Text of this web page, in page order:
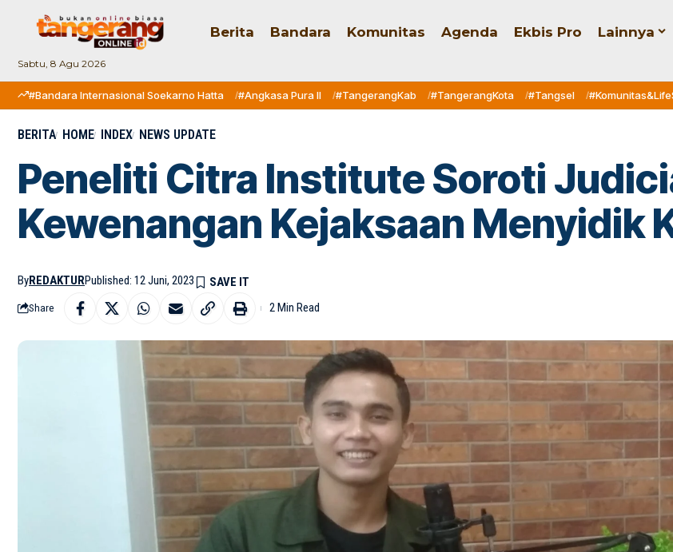
Sabtu, 8 Agu 2026
Berita Bandara Komunitas Agenda Ekbis Pro Lainnya
#Bandara Internasional Soekarno Hatta #Angkasa Pura II #TangerangKab #TangerangKota #Tangsel
BERITA HOME INDEX NEWS UPDATE
Peneliti Citra Institute Soroti
Kewenangan Kejaksaan Menyidik
ByREDAKTURPublished: 12 Juni, 2023
Share 2 Min Read